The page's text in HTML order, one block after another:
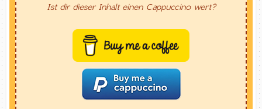
Ist dir dieser Inhalt einen Cappuccino wert?